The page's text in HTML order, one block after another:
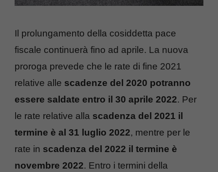
Il prolungamento della cosiddetta pace
fiscale continuerà fino ad aprile. La nuova
proroga prevede che le rate di fine 2021
relative alle scadenze del 2020 potranno
essere saldate entro il 30 aprile 2022. Per
le rate relative alla scadenza del 2021 il
termine è al 31 luglio 2022, mentre per le
rate in scadenza del 2022 il termine è
novembre 2022. Entro i termini della